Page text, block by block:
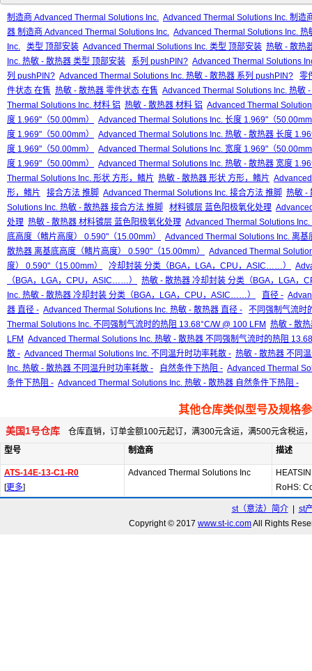
制造商 Advanced Thermal Solutions Inc. Advanced Thermal Solutions Inc. 制造
器 制造商 Advanced Thermal Solutions Inc. Advanced Thermal Solutions Inc.
Inc.
类型 顶部安装 Advanced Thermal Solutions Inc. 类型 顶部安装 热敏 - 散热
Inc. 热敏 - 散热器 类型 顶部安装
系列 pushPIN? Advanced Thermal Solutions
列 pushPIN? Advanced Thermal Solutions Inc. 热敏 - 散热器 系列 pushPIN?
零
件状态 在售 热敏 - 散热器 零件状态 在售 Advanced Thermal Solutions Inc. 热敏
Thermal Solutions Inc. 材料 铝 热敏 - 散热器 材料 铝 Advanced Thermal
度 1.969"（50.00mm）
Advanced Thermal Solutions Inc. 长度 1.969"（
度 1.969"（50.00mm）
Advanced Thermal Solutions Inc. 热敏 - 散热器 长度
度 1.969"（50.00mm）
Advanced Thermal Solutions Inc. 宽度 1.969"（
度 1.969"（50.00mm）
Advanced Thermal Solutions Inc. 热敏 - 散热器 宽度
Thermal Solutions Inc. 形状 方形，鳍片 热敏 - 散热器 形状 方形，鳍片
形，鳍片
接合方法 推脚 Advanced Thermal Solutions Inc. 接合方法 推脚 热敏 -
Solutions Inc. 热敏 - 散热器 接合方法 推脚
材料镀层 蓝色阳极氧化处理
处理 热敏 - 散热器 材料镀层 蓝色阳极氧化处理 Advanced Thermal Solutions
底高度（鳍片高度） 0.590"（15.00mm）
Advanced Thermal Solutions Inc. 离
散热器 离基底高度（鳍片高度） 0.590"（15.00mm）
Advanced Thermal
度） 0.590"（15.00mm）
冷却封装 分类（BGA，LGA，CPU，ASIC……）
（BGA，LGA，CPU，ASIC……）
热敏 - 散热器 冷却封装 分类（BGA，LGA
Inc. 热敏 - 散热器 冷却封装 分类（BGA，LGA，CPU，ASIC……）
直径 -
器 直径 - Advanced Thermal Solutions Inc. 热敏 - 散热器 直径 -
不同强制气流时
Thermal Solutions Inc. 不同强制气流时的热阻 13.68°C/W @ 100 LFM 热敏 - 散
LFM Advanced Thermal Solutions Inc. 热敏 - 散热器 不同强制气流时的热阻
散 - Advanced Thermal Solutions Inc. 不同温升时功率耗散 - 热敏 - 散热器 不同
Inc. 热敏 - 散热器 不同温升时功率耗散 -
自然条件下热阻 - Advanced Thermal
条件下热阻 - Advanced Thermal Solutions Inc. 热敏 - 散热器 自然条件下热阻 -
其他仓库类似型号及规格
美国1号仓库 仓库直销，订单金额100元起订，满300元含运，满500元含税运
型号
制造商 描述
ATS-14E-13-C1-R0
[更多]
Advanced Thermal Solutions Inc
RoHS:
st（意法）简介| st
Copyright © 2017 www.st-ic.comAll Rights